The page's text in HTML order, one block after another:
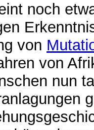
noch
von
von
nun